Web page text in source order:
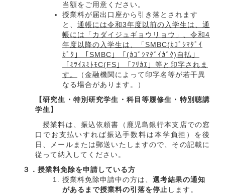
当額をご用意ください。
授業料が届出口座から引き落とされます
と、 通帳には令和3年度以前の入学生は、通
帳には「カダイジュギョウリョウ」、令和4
年度以降の入学生は、「SMBC(ｶｺﾞｼﾏﾀﾞｲ
ｶﾞｸ」「SMBC」「(ｶｺﾞｼﾏﾀﾞｲｶﾞｸ)自払」
「ﾐﾂｲｽﾐﾄﾓC(FS」「ﾌﾘｶｴ」等と印字されま
す。
（金融機関によって印字名等が若干異
なる場合があります。）
【研究生・特別研究学生・科目等履修生・特別聴講
学生】
授業料は、振込依頼書（鹿児島銀行本支店での窓
口でお支払いすれば振込手数料は本学負担）を後
日、メールまたは郵送いたしますので、その記載に
従って納入してください。
３．授業料免除を申請している方
授業料免除申請中の方は、 選考結果の通知
があるまで授業料の引落を停止 します。